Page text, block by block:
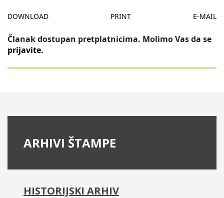
DOWNLOAD PRINT E-MAIL
Članak dostupan pretplatnicima. Molimo Vas da se
prijavite.
ARHIVI ŠTAMPE
HISTORIJSKI ARHIV